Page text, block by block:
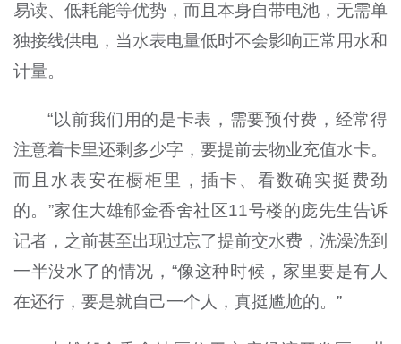
易读、低耗能等优势，而且本身自带电池，无需单
独接线供电，当水表电量低时不会影响正常用水和
计量。
“以前我们用的是卡表，需要预付费，经常得
注意着卡里还剩多少字，要提前去物业充值水卡。
而且水表安在橱柜里，插卡、看数确实挺费劲
的。”家住大雄郁金香舍社区11号楼的庞先生告诉
记者，之前甚至出现过忘了提前交水费，洗澡洗到
一半没水了的情况，“像这种时候，家里要是有人
在还行，要是就自己一个人，真挺尴尬的。”